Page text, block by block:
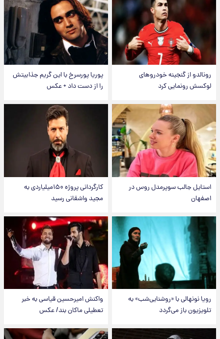
رونالدو از گنجینه خودروهای
لوکسش رونمایی کرد
پوریا پورسرخ با این گریم جذابیتش
را از دست داد + عکس
استایل جالب سوپرمدل روس در
اصفهان
کارگردانی پروژه ۱۵۰میلیاردی به
مجید واشقانی رسید
رویا نونهالی با «روشنایی‌شب» به
تلویزیون باز می‌گردد
واکنش امیرحسین قیاسی به خبر
تعطیلی ماکان بند/ عکس